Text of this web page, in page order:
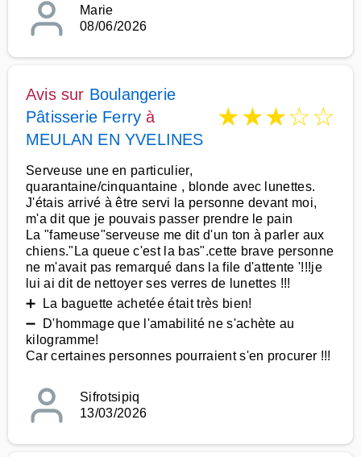
Marie
08/06/2026
Avis sur Boulangerie
Pâtisserie Ferry à
MEULAN EN YVELINES
★★★☆☆
Serveuse une en particulier,
quarantaine/cinquantaine , blonde avec lunettes.
J'étais arrivé à être servi la personne devant moi,
m'a dit que je pouvais passer prendre le pain
La "fameuse"serveuse me dit d'un ton à parler aux
chiens."La queue c'est la bas".cette brave personne
ne m'avait pas remarqué dans la file d'attente '!!!je
lui ai dit de nettoyer ses verres de lunettes !!!
➕ La baguette achetée était très bien!
➖ D'hommage que l'amabilité ne s'achète au
kilogramme!
Car certaines personnes pourraient s'en procurer !!!
Sifrotsipiq
13/03/2026